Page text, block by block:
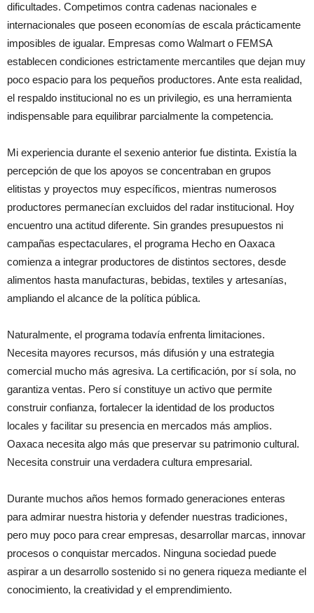
dificultades. Competimos contra cadenas nacionales e
internacionales que poseen economías de escala prácticamente
imposibles de igualar. Empresas como Walmart o FEMSA
establecen condiciones estrictamente mercantiles que dejan muy
poco espacio para los pequeños productores. Ante esta realidad,
el respaldo institucional no es un privilegio, es una herramienta
indispensable para equilibrar parcialmente la competencia.
Mi experiencia durante el sexenio anterior fue distinta. Existía la
percepción de que los apoyos se concentraban en grupos
elitistas y proyectos muy específicos, mientras numerosos
productores permanecían excluidos del radar institucional. Hoy
encuentro una actitud diferente. Sin grandes presupuestos ni
campañas espectaculares, el programa Hecho en Oaxaca
comienza a integrar productores de distintos sectores, desde
alimentos hasta manufacturas, bebidas, textiles y artesanías,
ampliando el alcance de la política pública.
Naturalmente, el programa todavía enfrenta limitaciones.
Necesita mayores recursos, más difusión y una estrategia
comercial mucho más agresiva. La certificación, por sí sola, no
garantiza ventas. Pero sí constituye un activo que permite
construir confianza, fortalecer la identidad de los productos
locales y facilitar su presencia en mercados más amplios.
Oaxaca necesita algo más que preservar su patrimonio cultural.
Necesita construir una verdadera cultura empresarial.
Durante muchos años hemos formado generaciones enteras
para admirar nuestra historia y defender nuestras tradiciones,
pero muy poco para crear empresas, desarrollar marcas, innovar
procesos o conquistar mercados. Ninguna sociedad puede
aspirar a un desarrollo sostenido si no genera riqueza mediante el
conocimiento, la creatividad y el emprendimiento.